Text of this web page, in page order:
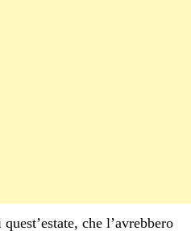
che l’avrebbero